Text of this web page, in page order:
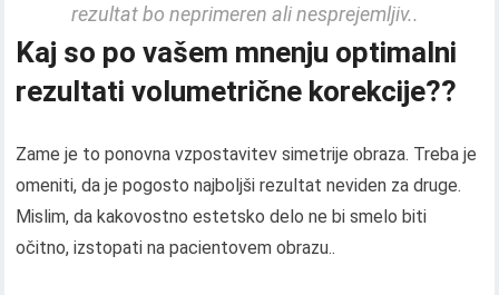
rezultat bo neprimeren ali nesprejemljiv..
Kaj so po vašem mnenju optimalni
rezultati volumetrične korekcije??
Zame je to ponovna vzpostavitev simetrije obraza. Treba je
omeniti, da je pogosto najboljši rezultat neviden za druge.
Mislim, da kakovostno estetsko delo ne bi smelo biti
očitno, izstopati na pacientovem obrazu..